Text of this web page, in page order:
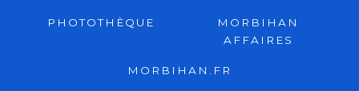
PHOTOTHÈQUE
MORBIHAN
AFFAIRES
MORBIHAN.FR